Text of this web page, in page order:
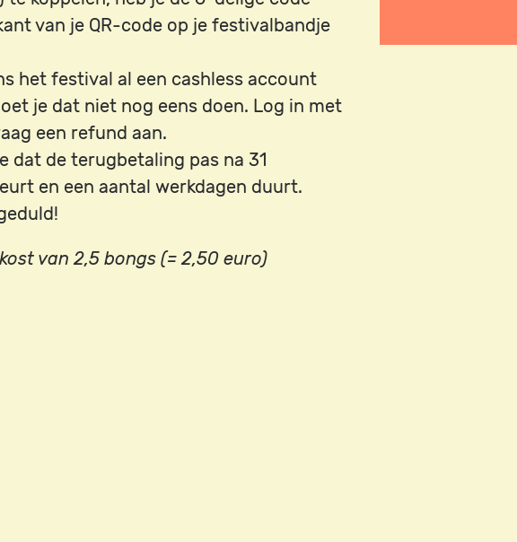
van je QR-code op je festivalbandje
het festival al een cashless account
je dat niet nog eens doen. Log in met
een refund aan.
dat de terugbetaling pas na 31
en een aantal werkdagen duurt.
van 2,5 bongs (= 2,50 euro)